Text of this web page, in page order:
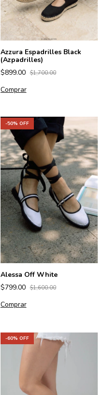
Azzura Espadrilles Black
(Azpadrilles)
$899.00 $1,700.00
Comprar
-50% OFF
Alessa Off White
$799.00 $1,600.00
Comprar
-60% OFF